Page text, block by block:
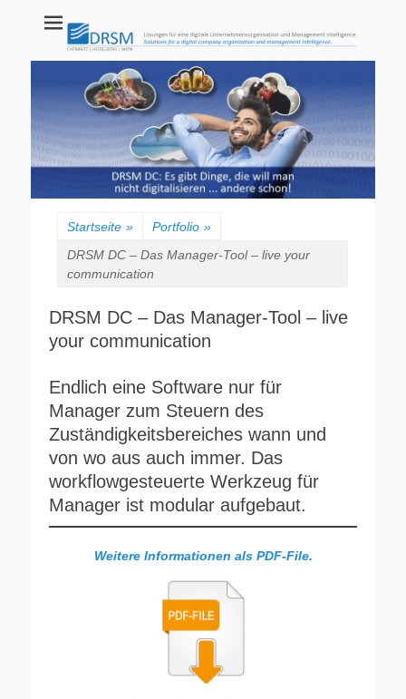
DRSM GmbH
CHEMNITZ | HEIDELBERG | WIEN
Startseite » Portfolio »
DRSM DC – Das Manager-Tool – live your
communication
DRSM DC – Das Manager-Tool – live
your communication
Endlich eine Software nur für
Manager zum Steuern des
Zuständigkeitsbereiches wann und
von wo aus auch immer. Das
workflowgesteuerte Werkzeug für
Manager ist modular aufgebaut.
Weitere Informationen als PDF-File.